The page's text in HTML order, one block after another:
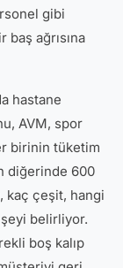
gibi
ağrısına
hastane
AVM, spor
birinin tüketim
diğerinde 600
kaç çeşit, hangi
şeyi belirliyor.
boş kalıp